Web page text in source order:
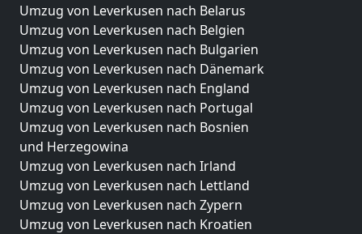
Umzug von Leverkusen nach Belarus
Umzug von Leverkusen nach Belgien
Umzug von Leverkusen nach Bulgarien
Umzug von Leverkusen nach Dänemark
Umzug von Leverkusen nach England
Umzug von Leverkusen nach Portugal
Umzug von Leverkusen nach Bosnien
und Herzegowina
Umzug von Leverkusen nach Irland
Umzug von Leverkusen nach Lettland
Umzug von Leverkusen nach Zypern
Umzug von Leverkusen nach Kroatien